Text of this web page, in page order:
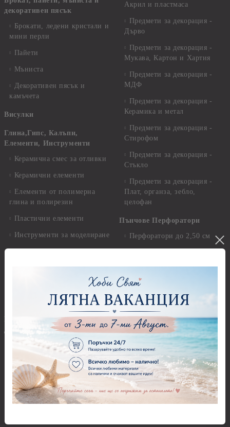
декоративен пясък
Брокати, ледени кристали и
мини перли
Пайети
Мъниста
Декоративен пясък и
камъчета
Висулки
Глина,Гипс, Калъпи,
Елементи, Инструменти
Керамична смес за отливки
Керамични елементи
Елементи от полимерна
глина и полирезин
Пластични елементи
Инструменти за моделиране
Полимерна Глина
Приложни техники и
Декупаж
Декупажна хартия
Оризова декупажна
хартия А4 - Alchemy of Art -
25-30 гр.
Оризова декупажна хартия
Акрил и пластмаса
Предмети за декорация -
Дърво
Предмети за декорация -
Мукава, Картон и Хартия
Предмети за декорация -
МДФ
Предмети за декорация -
Керамика и метал
Предмети за декорация -
Стирофом
Предмети за декорация -
Стъкло
Предмети за декорация -
Плат, органза, зебло,
целофан
Пънчове Перфоратори
Перфоратори до 2,50 см
Перфоратори над 2,50 см
Бордюрни пънчове
Ъглови перфоратори
Перфоратори Основни
Фигури - кръгове, овали
Перфоратори - Сърца и
звезди
Перфоратори - Цветя, листа
и клонки
Перфоратори - Детски